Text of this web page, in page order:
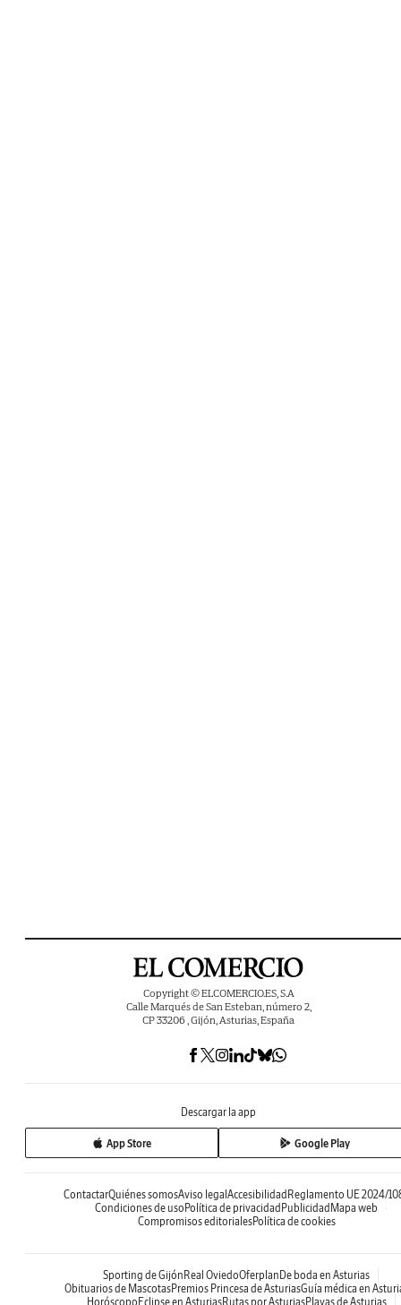
Copyright © ELCOMERCIO.ES, S.A
Calle Marqués de San Esteban, número 2,
CP 33206 , Gijón, Asturias, España
Descargar la app
App Store Google Play
ContactarQuiénes somosAviso legal Accesibilidad Reglamento UE 2024/
Condiciones de uso Política de privacidad Publicidad Mapa web
Compromisos editorialesPolítica de cookies
Sporting de Gijón Real OviedoOferplan De boda en Asturias
Obituarios de MascotasPremios Princesa de AsturiasGuía médica en
Horóscopo Eclipse en AsturiasRutas por AsturiasPlayas de Asturias